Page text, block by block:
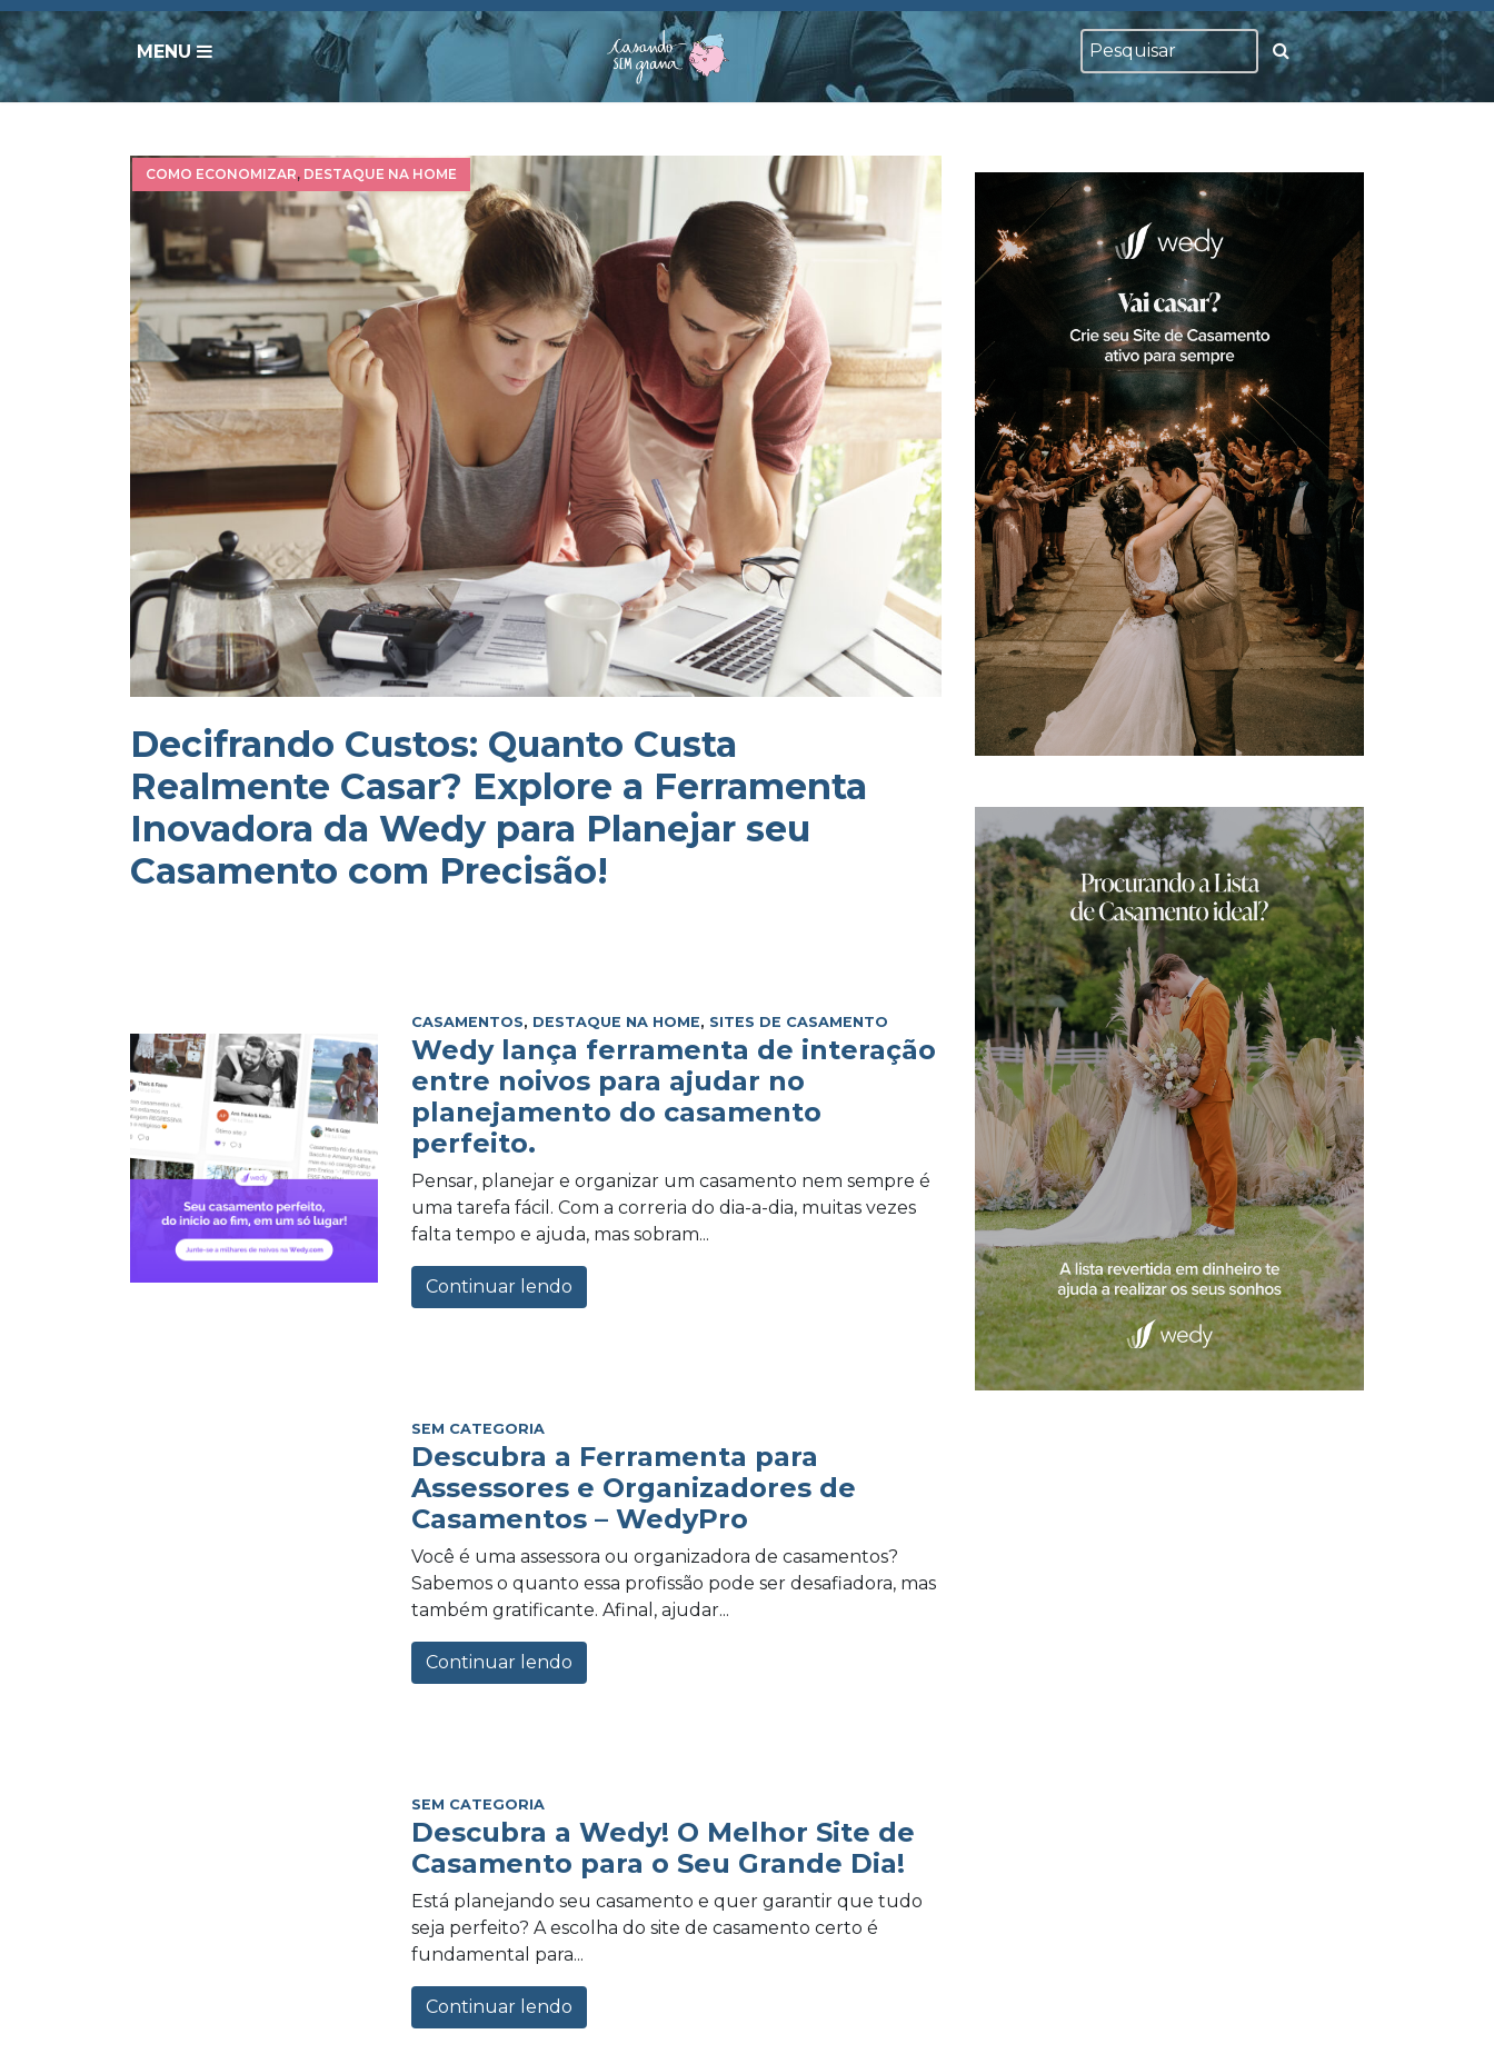
MENU
COMO ECONOMIZAR, DESTAQUE NA HOME
Decifrando Custos: Quanto Custa
Realmente Casar? Explore a Ferramenta
Inovadora da Wedy para Planejar seu
Casamento com Precisão!
CASAMENTOS, DESTAQUE NA HOME, SITES DE CASAMENTO
Wedy lança ferramenta de interação
entre noivos para ajudar no
planejamento do casamento
perfeito.
Pensar, planejar e organizar um casamento nem sempre é
uma tarefa fácil. Com a correria do dia-a-dia, muitas vezes
falta tempo e ajuda, mas sobram...
Continuar lendo
SEM CATEGORIA
Descubra a Ferramenta para
Assessores e Organizadores de
Casamentos – WedyPro
Você é uma assessora ou organizadora de casamentos?
Sabemos o quanto essa profissão pode ser desafiadora, mas
também gratificante. Afinal, ajudar...
Continuar lendo
SEM CATEGORIA
Descubra a Wedy! O Melhor Site de
Casamento para o Seu Grande Dia!
Está planejando seu casamento e quer garantir que tudo
seja perfeito? A escolha do site de casamento certo é
fundamental para...
Continuar lendo